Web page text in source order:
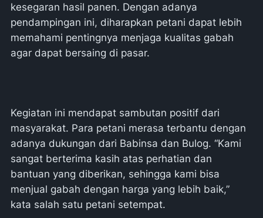
kesegaran hasil panen. Dengan adanya
pendampingan ini, diharapkan petani dapat lebih
memahami pentingnya menjaga kualitas gabah
agar dapat bersaing di pasar.
Kegiatan ini mendapat sambutan positif dari
masyarakat. Para petani merasa terbantu dengan
adanya dukungan dari Babinsa dan Bulog. “Kami
sangat berterima kasih atas perhatian dan
bantuan yang diberikan, sehingga kami bisa
menjual gabah dengan harga yang lebih baik,”
kata salah satu petani setempat.